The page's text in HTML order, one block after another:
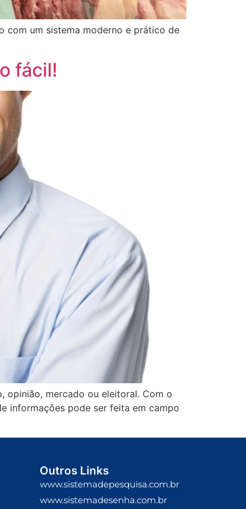
com um sistema moderno e prático de
fácil!
opinião, mercado ou eleitoral. Com o
informações pode ser feita em campo
Outros Links
www.sistemadepesquisa.com.br
www.sistemadesenha.com.br